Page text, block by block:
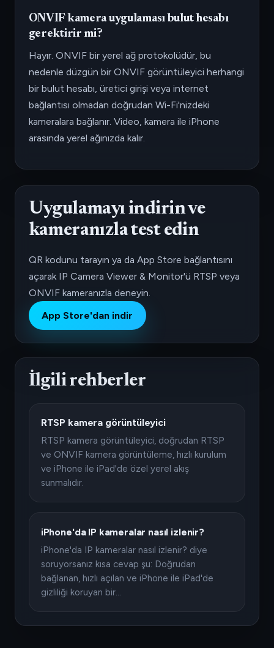
ONVIF kamera uygulaması bulut hesabı
gerektirir mi?
Hayır. ONVIF bir yerel ağ protokolüdür, bu
nedenle düzgün bir ONVIF görüntüleyici herhangi
bir bulut hesabı, üretici girişi veya internet
bağlantısı olmadan doğrudan Wi-Fi'nizdeki
kameralara bağlanır. Video, kamera ile iPhone
arasında yerel ağınızda kalır.
Uygulamayı indirin ve
kameranızla test edin
QR kodunu tarayın ya da App Store bağlantısını
açarak IP Camera Viewer & Monitor'ü RTSP veya
ONVIF kameranızla deneyin.
App Store'dan indir
İlgili rehberler
RTSP kamera görüntüleyici
RTSP kamera görüntüleyici, doğrudan RTSP
ve ONVIF kamera görüntüleme, hızlı kurulum
ve iPhone ile iPad'de özel yerel akış
sunmalıdır.
iPhone'da IP kameralar nasıl izlenir?
iPhone'da IP kameralar nasıl izlenir? diye
soruyorsanız kısa cevap şu: Doğrudan
bağlanan, hızlı açılan ve iPhone ile iPad'de
gizliliği koruyan bir…